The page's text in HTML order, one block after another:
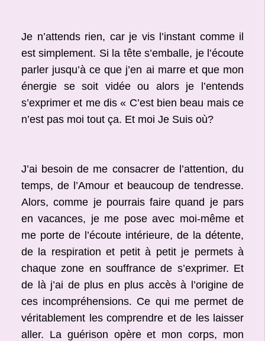
Je n’attends rien, car je vis l’instant comme il
est simplement. Si la tête s’emballe, je l’écoute
parler jusqu’à ce que j’en ai marre et que mon
énergie se soit vidée ou alors je l’entends
s’exprimer et me dis « C’est bien beau mais ce
n’est pas moi tout ça. Et moi Je Suis où?
J’ai besoin de me consacrer de l’attention, du
temps, de l’Amour et beaucoup de tendresse.
Alors, comme je pourrais faire quand je pars
en vacances, je me pose avec moi-même et
me porte de l’écoute intérieure, de la détente,
de la respiration et petit à petit je permets à
chaque zone en souffrance de s’exprimer. Et
de là j’ai de plus en plus accès à l’origine de
ces incompréhensions. Ce qui me permet de
véritablement les comprendre et de les laisser
aller. La guérison opère et mon corps, mon